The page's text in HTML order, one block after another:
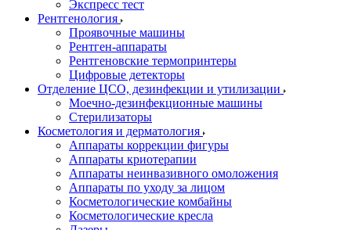
Экспресс тест
Рентгенология
Проявочные машины
Рентген-аппараты
Рентгеновские термопринтеры
Цифровые детекторы
Отделение ЦСО, дезинфекции и утилизации
Моечно-дезинфекционные машины
Стерилизаторы
Косметология и дерматология
Аппараты коррекции фигуры
Аппараты криотерапии
Аппараты неинвазивного омоложения
Аппараты по уходу за лицом
Косметологические комбайны
Косметологические кресла